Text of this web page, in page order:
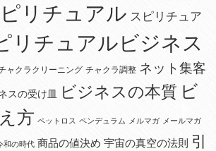
リチュアル スピリチュア
リチュアルビジネス
ャクラクリーニング チャクラ調整 ネット集客
スの受け皿 ビジネスの本質 ビ
方 ペットロス ペンデュラム メルマガ メールマガ
和の時代 商品の値決め 宇宙の真空の法則 引